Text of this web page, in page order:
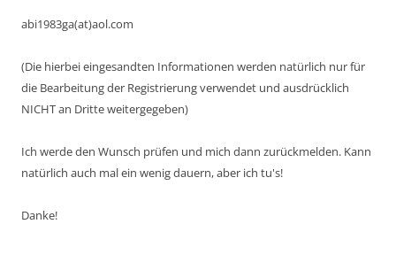
abi1983ga(at)aol.com
(Die hierbei eingesandten Informationen werden natürlich nur für
die Bearbeitung der Registrierung verwendet und ausdrücklich
NICHT an Dritte weitergegeben)
Ich werde den Wunsch prüfen und mich dann zurückmelden. Kann
natürlich auch mal ein wenig dauern, aber ich tu's!
Danke!